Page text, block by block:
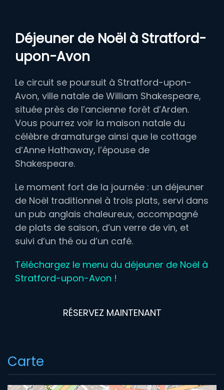
Déjeuner de Noël à Stratford-
upon-Avon
Le circuit se poursuit à Stratford-upon-
Avon, ville natale de William Shakespeare,
située près de l’ancienne forêt d’Arden.
Vous pourrez voir la maison natale du
célèbre dramaturge ainsi que le cottage
d’Anne Hathaway, l’épouse de
Shakespeare.
Le moment fort de la journée : un déjeuner
de Noël traditionnel à trois plats, servi dans
un pub anglais chaleureux, accompagné
de plats de saison, d’un verre de vin, et
suivi d’un thé ou d’un café.
Téléchargez le menu du déjeuner de Noël à
Stratford-upon-Avon !
RÉSERVEZ MAINTENANT
Carte